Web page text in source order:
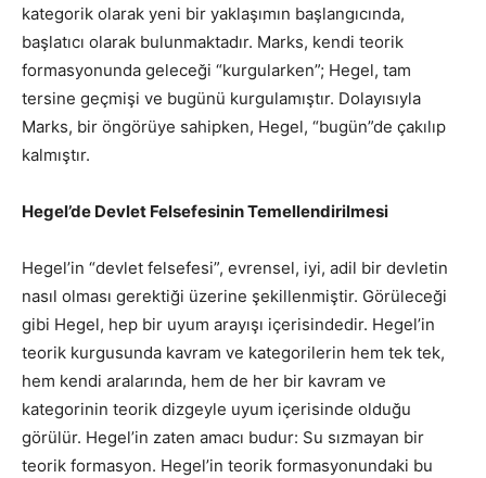
kategorik olarak yeni bir yaklaşımın başlangıcında,
başlatıcı olarak bulunmaktadır. Marks, kendi teorik
formasyonunda geleceği “kurgularken”; Hegel, tam
tersine geçmişi ve bugünü kurgulamıştır. Dolayısıyla
Marks, bir öngörüye sahipken, Hegel, “bugün”de çakılıp
kalmıştır.
Hegel’de Devlet Felsefesinin Temellendirilmesi
Hegel’in “devlet felsefesi”, evrensel, iyi, adil bir devletin
nasıl olması gerektiği üzerine şekillenmiştir. Görüleceği
gibi Hegel, hep bir uyum arayışı içerisindedir. Hegel’in
teorik kurgusunda kavram ve kategorilerin hem tek tek,
hem kendi aralarında, hem de her bir kavram ve
kategorinin teorik dizgeyle uyum içerisinde olduğu
görülür. Hegel’in zaten amacı budur: Su sızmayan bir
teorik formasyon. Hegel’in teorik formasyonundaki bu